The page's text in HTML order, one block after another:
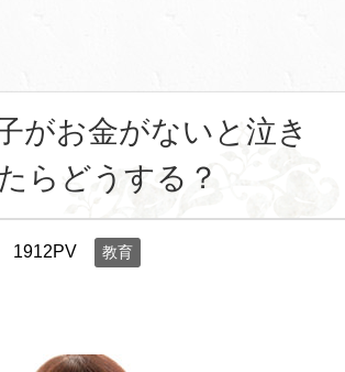
がお金がないと泣き
らどうする？
1912PV 教育